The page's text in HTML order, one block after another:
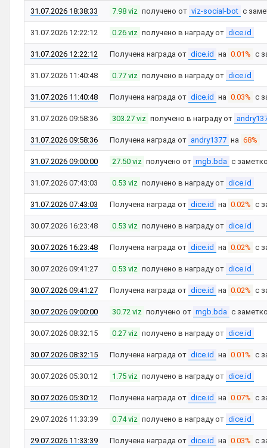
31.07.2026 18:38:33 7.98 viz получено от viz-social-bot с
31.07.2026 12:22:12 0.26 viz получено в награду от dice.id
31.07.2026 12:22:12 Получена награда от dice.id на 0.01% с
31.07.2026 11:40:48 0.77 viz получено в награду от dice.id
31.07.2026 11:40:48 Получена награда от dice.id на 0.03% с
31.07.2026 09:58:36 303.27 viz получено в награду от
31.07.2026 09:58:36 Получена награда от andry1377 на 68%
31.07.2026 09:00:00 27.50 viz получено от mgb.bda с
31.07.2026 07:43:03 0.53 viz получено в награду от dice.id
31.07.2026 07:43:03 Получена награда от dice.id на 0.02% с
30.07.2026 16:23:48 0.53 viz получено в награду от dice.id
30.07.2026 16:23:48 Получена награда от dice.id на 0.02% с
30.07.2026 09:41:27 0.53 viz получено в награду от dice.id
30.07.2026 09:41:27 Получена награда от dice.id на 0.02% с
30.07.2026 09:00:00 30.72 viz получено от mgb.bda с
30.07.2026 08:32:15 0.27 viz получено в награду от dice.id
30.07.2026 08:32:15 Получена награда от dice.id на 0.01% с
30.07.2026 05:30:12 1.75 viz получено в награду от dice.id
30.07.2026 05:30:12 Получена награда от dice.id на 0.07% с
29.07.2026 11:33:39 0.74 viz получено в награду от dice.id
29.07.2026 11:33:39 Получена награда от dice.id на 0.03% с